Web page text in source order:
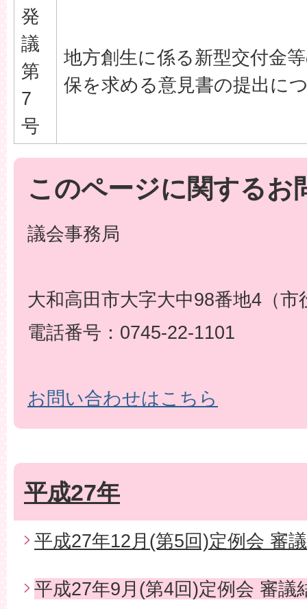
発
議
第
7
号
地方創生に係る新型交付金
保を求める意見書の提出に
このページに関するお
議会事務局
大和高田市大字大中98番地4（市
電話番号：0745-22-1101
お問い合わせはこちら
平成27年
平成27年12月(第5回)定例会 審
平成27年9月(第4回)定例会 審議